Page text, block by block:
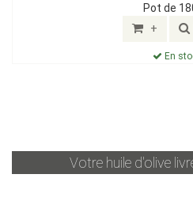
Pot de
+
En
Votre huile d'olive